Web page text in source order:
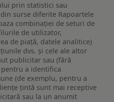
prin statistici sau
surse diferite Rapoartele
combinației de seturi de
de utilizator,
de piață, datele analitice)
dvs. și cele ale altor
publicitar sau (fără
a identifica
(de exemplu, pentru a
țintă sunt mai receptive
sau la un anumit